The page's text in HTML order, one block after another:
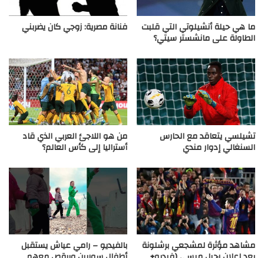
ما هي حيلة أنشيلوتي التي قلبت
الطاولة على مانشستر سيتي؟
فنانة مصرية: زوجي كان يضربني
تشيلسي يتعاقد مع الحارس
السنغالي إدوار مندي
من هو اللاجئ العربي الذي قاد
أستراليا إلى كأس العالم؟
مشاهد مؤثرة لمشجعي برشلونة بالفيديو – رامي عياش يستقبل